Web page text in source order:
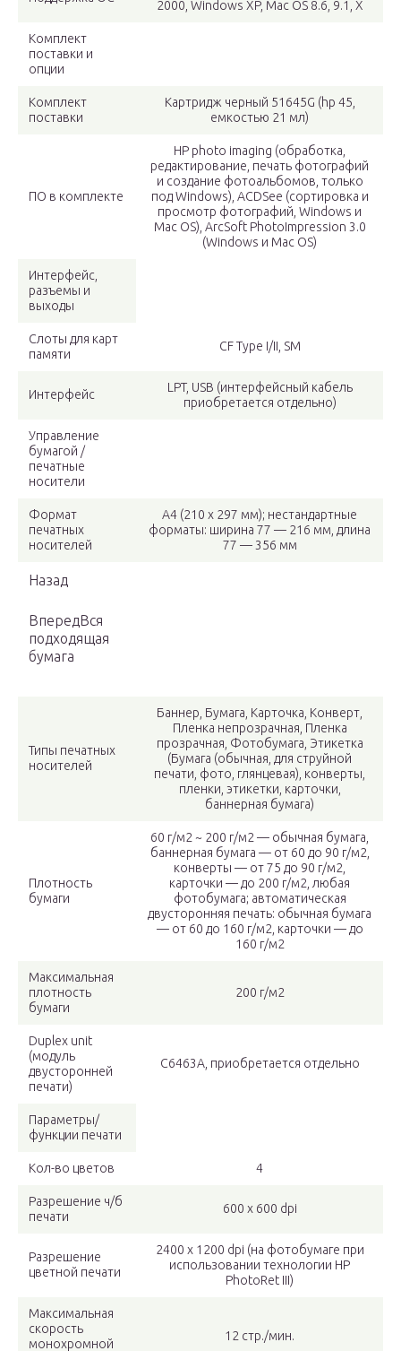
2000, Windows XP, Mac OS 8.6, 9.1, X
Комплект
поставки и
опции
Комплект
поставки
Картридж черный 51645G (hp 45,
емкостью 21 мл)
ПО в комплекте
HP photo imaging (обработка,
редактирование, печать фотографий
и создание фотоальбомов, только
под Windows), ACDSee (сортировка и
просмотр фотографий, Windows и
Mac OS), ArcSoft PhotoImpression 3.0
(Windows и Mac OS)
Интерфейс,
разъемы и
выходы
Слоты для карт
памяти
CF Type I/II, SM
Интерфейс
LPT, USB (интерфейсный кабель
приобретается отдельно)
Управление
бумагой /
печатные
носители
Формат
печатных
носителей
A4 (210 x 297 мм); нестандартные
форматы: ширина 77 — 216 мм, длина
77 — 356 мм
Назад
ВпередВся
подходящая
бумага
Типы печатных
носителей
Баннер, Бумага, Карточка, Конверт,
Пленка непрозрачная, Пленка
прозрачная, Фотобумага, Этикетка
(Бумага (обычная, для струйной
печати, фото, глянцевая), конверты,
пленки, этикетки, карточки,
баннерная бумага)
Плотность
бумаги
60 г/м2 ~ 200 г/м2 — обычная бумага,
баннерная бумага — от 60 до 90 г/м2,
конверты — от 75 до 90 г/м2,
карточки — до 200 г/м2, любая
фотобумага; автоматическая
двусторонняя печать: обычная бумага
— от 60 до 160 г/м2, карточки — до
160 г/м2
Максимальная
плотность
бумаги
200 г/м2
Duplex unit
(модуль
двусторонней
печати)
C6463A, приобретается отдельно
Параметры/
функции печати
Кол-во цветов 4
Разрешение ч/б
печати
600 x 600 dpi
Разрешение
цветной печати
2400 x 1200 dpi (на фотобумаге при
использовании технологии HP
PhotoRet III)
Максимальная
скорость
монохромной
12 стр./мин.